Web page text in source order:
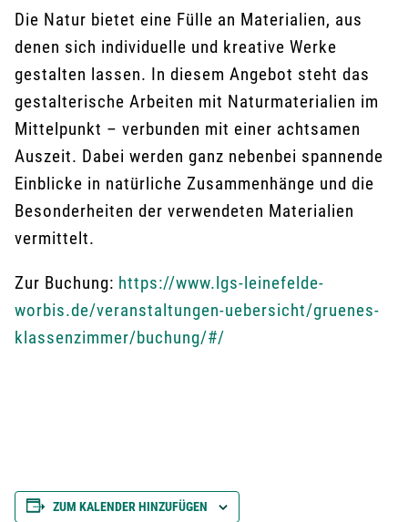
Die Natur bietet eine Fülle an Materialien, aus
denen sich individuelle und kreative Werke
gestalten lassen. In diesem Angebot steht das
gestalterische Arbeiten mit Naturmaterialien im
Mittelpunkt – verbunden mit einer achtsamen
Auszeit. Dabei werden ganz nebenbei spannende
Einblicke in natürliche Zusammenhänge und die
Besonderheiten der verwendeten Materialien
vermittelt.
Zur Buchung: https://www.lgs-leinefelde-
worbis.de/veranstaltungen-uebersicht/gruenes-
klassenzimmer/buchung/#/
ZUM KALENDER HINZUFÜGEN